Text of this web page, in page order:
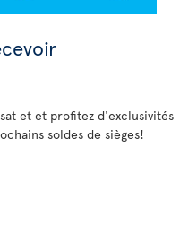
et et profitez d'exclusivités
soldes de sièges!